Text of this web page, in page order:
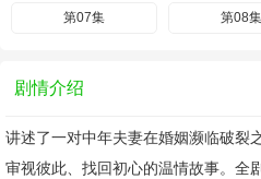
第07集 第08集
剧情介绍
讲述了一对中年夫妻在婚姻濒临破裂
审视彼此、找回初心的温情故事。全